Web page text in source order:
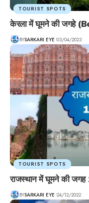
TOURIST SPOTS
केरला में घूमने की जगहे
BYSARKARI EYE 03/04/2023
TOURIST SPOTS
राजस्थान में घूमने की जगह
BYSARKARI EYE 24/12/2022